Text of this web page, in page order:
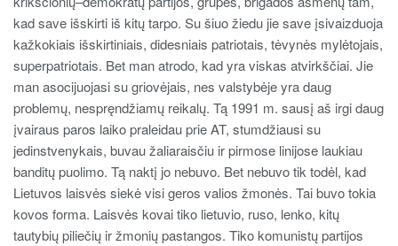
kad save išskirti iš kitų tarpo. Su šiuo žiedu jie save įsivaizduoja
kažkokiais išskirtiniais, didesniais patriotais, tėvynės mylėtojais,
superpatriotais. Bet man atrodo, kad yra viskas atvirkščiai. Jie
man asocijuojasi su griovėjais, nes valstybėje yra daug
problemų, nespręndžiamų reikalų. Tą 1991 m. sausį aš irgi daug
įvairaus paros laiko praleidau prie AT, stumdžiausi su
jedinstvenykais, buvau žaliaraisčiu ir pirmose linijose laukiau
banditų puolimo. Tą naktį jo nebuvo. Bet nebuvo tik todėl, kad
Lietuvos laisvės siekė visi geros valios žmonės. Tai buvo tokia
kovos forma. Laisvės kovai tiko lietuvio, ruso, lenko, kitų
tautybių piliečių ir žmonių pastangos. Tiko komunistų partijos